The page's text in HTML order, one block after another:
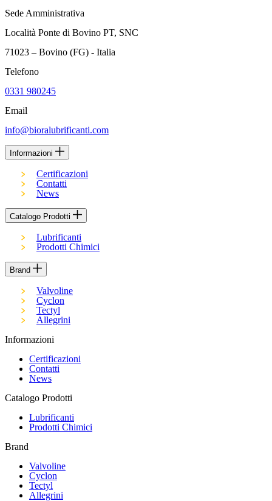
Sede Amministrativa
Località Ponte di Bovino PT, SNC
71023 – Bovino (FG) - Italia
Telefono
0331 980245
Email
info@bioralubrificanti.com
Informazioni
Certificazioni
Contatti
News
Catalogo Prodotti
Lubrificanti
Prodotti Chimici
Brand
Valvoline
Cyclon
Tectyl
Allegrini
Informazioni
Certificazioni
Contatti
News
Catalogo Prodotti
Lubrificanti
Prodotti Chimici
Brand
Valvoline
Cyclon
Tectyl
Allegrini